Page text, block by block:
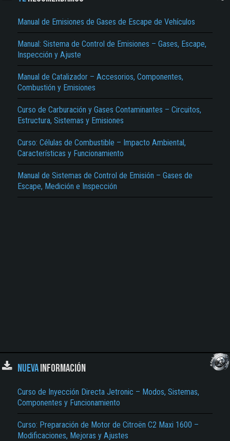
Manual de Emisiones de Gases de Escape de Vehículos
Manual: Sistema de Control de Emisiones – Gases, Escape,
Inspección y Ajuste
Manual de Catalizador – Accesorios, Componentes,
Combustión y Emisiones
Curso de Carburación y Gases Contaminantes – Circuitos,
Estructura, Sistemas y Emisiones
Curso: Células de Combustible – Impacto Ambiental,
Características y Funcionamiento
Manual de Sistemas de Control de Emisión – Gases de
Escape, Medición e Inspección
NUEVAINFORMACIÓN
Curso de Inyección Directa Jetronic – Modos, Sistemas,
Componentes y Funcionamiento
Curso: Preparación de Motor de Citroën C2 Maxi 1600 –
Modificaciones, Mejoras y Ajustes
El Título es incorrecto según el contenido.
Texto o Imagen de portada son erróneos.
Reportar otro tipo de error...